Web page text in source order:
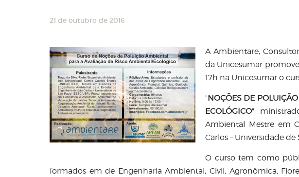
21 de outubro de 2016
A Ambientare,
da Unicesumar
17h na Unicesumar o
"NOÇÕES DE
ECOLÓGICO"
Ambiental Mestre em
Carlos – Universidade de
O curso tem como
formados em de Engenharia Ambiental, Civil, Agronômica,